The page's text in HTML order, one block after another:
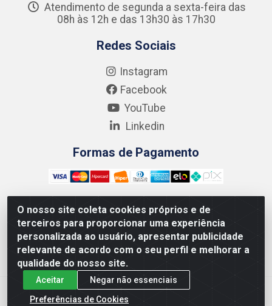
O nosso site coleta cookies próprios e de
terceiros para proporcionar uma experiência
personalizada ao usuário, apresentar publicidade
relevante de acordo com o seu perfil e melhorar a
qualidade do nosso site.
Aceitar
Negar não essenciais
Preferências de Cookies
Atendimento de segunda a sexta-feira das
08h às 12h e das 13h30 às 17h30
Redes Sociais
Instagram
Facebook
YouTube
Linkedin
Formas de Pagamento
Kgmlan Distribuidora LTDA - CNPJ 18.217.682/0001-54 -
Rua Pedro de Barros Cavalcante, 58 - Bultrins, Olinda/PE
- CEP 53320-110